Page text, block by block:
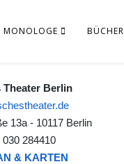
MONOLOGE BÜCHER
Theater Berlin
13a - 10117 Berlin
030 284410
& KARTEN